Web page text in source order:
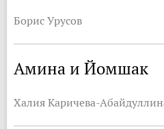
Борис Урусов
Амина и Йомшак
Халия Каричева-